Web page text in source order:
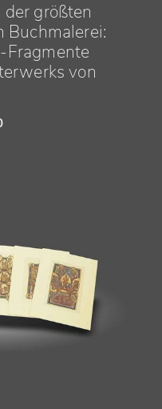
größten
Buchmalerei:
Fragmente
von